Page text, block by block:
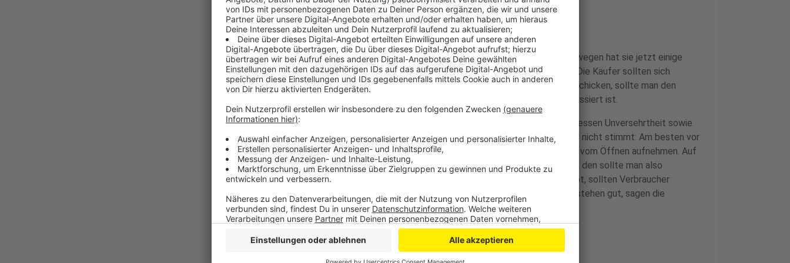
Anzeige
Bei ihr kommen zumindest aktuell vermehrt solche Fälle auf. Deswegen hat sie jetzt einige
Tipps für Betroffene zusammengestellt. Das Wichtigste zuerst: Die Käufer sollten sich
unbedingt wehren. Das heißt: Statt das Paket einfach zurück zu schicken, sollte man den
Kundenservice kontaktieren und erstmal darauf hinweisen, was passiert ist.
Dafür ist gut, wenn man schon bei der Annahme des Pakets auf dessen Unversehrtheit sowie
die richtige Größe und das richtige Gewicht achtet. Und wenn was nicht stimmt: Am besten vor
Zeugen öffnen, zum Beispiel vor dem Paketboten, oder ein Video vom Öffnen aufnehmen. Auf
dem Paketschein steht außerdem das Gewicht des Pakets drauf, den sollte man also
aufbewahren. Und wenn es dann trotzdem weiterhin Probleme gibt, sollten Verbraucher
Rechtsmittel einlegen, rät die Verbraucherzentrale. Die Chancen stehen gut, sagen die
Experten, denn in der Beweispflicht ist der Verkäufer.